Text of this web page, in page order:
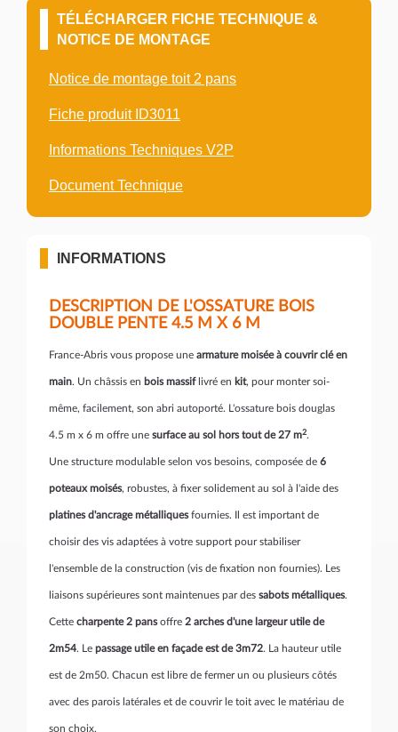
TÉLÉCHARGER FICHE TECHNIQUE &
NOTICE DE MONTAGE
Notice de montage toit 2 pans
Fiche produit ID3011
Informations Techniques V2P
Document Technique
INFORMATIONS
DESCRIPTION DE L'OSSATURE BOIS
DOUBLE PENTE 4.5 M X 6 M
France-Abris vous propose une armature moisée à couvrir clé en
main. Un châssis en bois massiflivré en kit, pour monter soi-
même, facilement, son abri autoporté. L'ossature bois douglas
4.5 m x 6 m offre une surface au sol hors tout de 27 m2.
Une structure modulable selon vos besoins, composée de 6
poteaux moisés, robustes, à fixer solidement au sol à l'aide des
platines d'ancrage métalliquesfournies. Il est important de
choisir des vis adaptées à votre support pour stabiliser
l'ensemble de la construction (vis de fixation non fournies). Les
liaisons supérieures sont maintenues par des sabots métalliques.
Cette charpente 2 pansoffre 2 arches d'une largeur utile de
2m54. Le passage utile en façade est de 3m72. La hauteur utile
est de 2m50. Chacun est libre de fermer un ou plusieurs côtés
avec des parois latérales et de couvrir le toit avec le matériau de
son choix.